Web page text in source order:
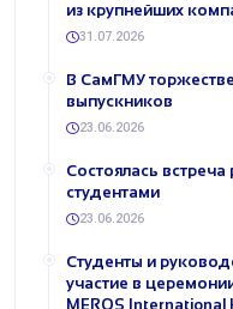
из крупнейших
31.07.2026
В СамГМУ
выпускников
23.06.2026
Состоялась
студентами
23.06.2026
Студенты и
участие в
MEROS International